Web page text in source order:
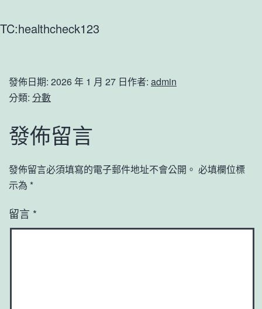
TC:healthcheck123
發佈日期: 2026 年 1 月 27 日作者: admin
分類: 分數
發佈留言
發佈留言必須填寫的電子郵件地址不會公開。 必填欄位標
示為 *
留言 *